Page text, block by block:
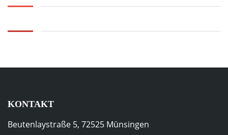
KONTAKT
Beutenlaystraße 5, 72525 Münsingen